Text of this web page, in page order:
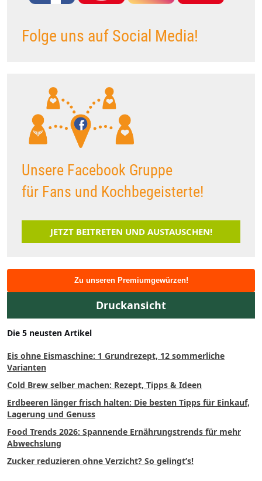
Folge uns auf Social Media!
Unsere Facebook Gruppe
für Fans und Kochbegeisterte!
JETZT BEITRETEN UND AUSTAUSCHEN!
Zu unseren Premiumgewürzen!
Druckansicht
Die 5 neusten Artikel
Eis ohne Eismaschine: 1 Grundrezept, 12 sommerliche
Varianten
Cold Brew selber machen: Rezept, Tipps & Ideen
Erdbeeren länger frisch halten: Die besten Tipps für Einkauf,
Lagerung und Genuss
Food Trends 2026: Spannende Ernährungstrends für mehr
Abwechslung
Zucker reduzieren ohne Verzicht? So gelingt’s!